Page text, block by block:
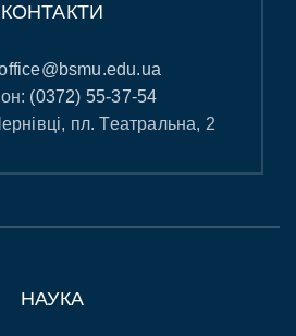
КОНТАКТИ
(0372) 55-37-54
пл. Театральна, 2
НАУКА